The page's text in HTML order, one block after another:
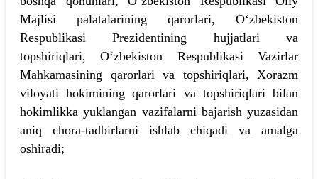
Majlisi palatalarining qarorlari, O‘zbekiston
Respublikasi Prezidentining hujjatlari va
topshiriqlari, O‘zbekiston Respublikasi Vazirlar
Mahkamasining qarorlari va topshiriqlari, Xorazm
viloyati hokimining qarorlari va topshiriqlari bilan
hokimlikka yuklangan vazifalarni bajarish yuzasidan
aniq chora-tadbirlarni ishlab chiqadi va amalga
oshiradi;